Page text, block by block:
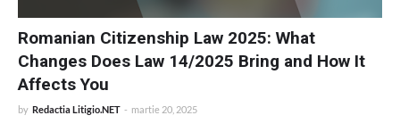
Romanian Citizenship Law 2025: What
Changes Does Law 14/2025 Bring and How It
Affects You
by Redactia Litigio.NET - martie 20, 2025